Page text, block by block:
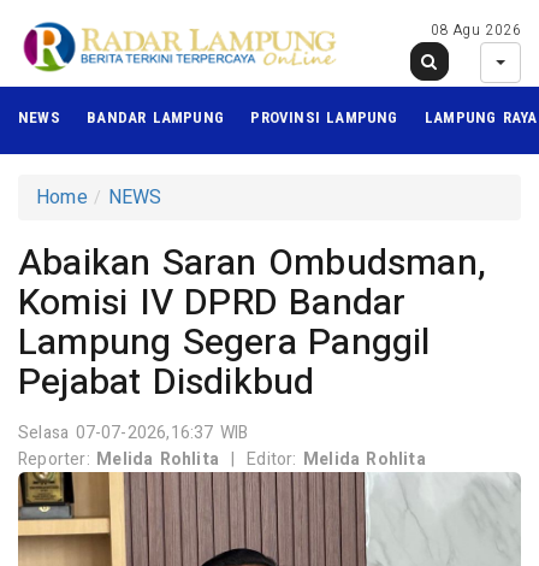
08 Agu 2026
NEWS BANDAR LAMPUNG PROVINSI LAMPUNG LAMPUNG RAYA
Home NEWS
Abaikan Saran Ombudsman,
Komisi IV DPRD Bandar
Lampung Segera Panggil
Pejabat Disdikbud
Selasa 07-07-2026,16:37 WIB
Reporter: Melida Rohlita | Editor: Melida Rohlita